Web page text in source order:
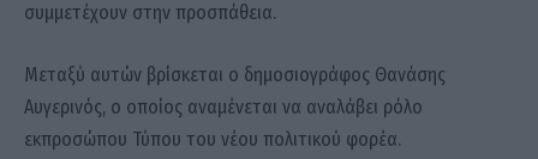
συμμετέχουν στην προσπάθεια.
Μεταξύ αυτών βρίσκεται ο δημοσιογράφος Θανάσης
Αυγερινός, ο οποίος αναμένεται να αναλάβει ρόλο
εκπροσώπου Τύπου του νέου πολιτικού φορέα.